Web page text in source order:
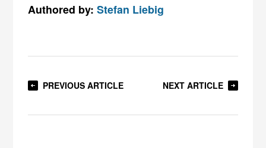
Authored by:Stefan Liebig
PREVIOUS ARTICLE NEXT ARTICLE